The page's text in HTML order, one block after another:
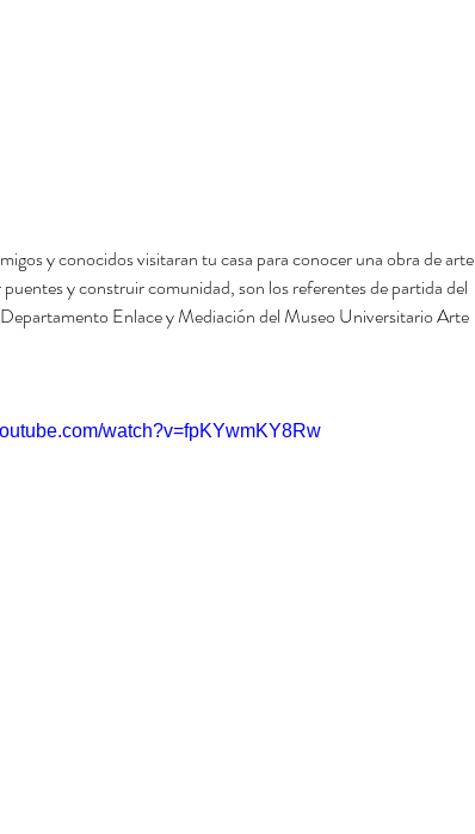
y conocidos visitaran tu casa para conocer una obra de arte
y construir comunidad, son los referentes de partida del
Enlace y Mediación del Museo Universitario Arte
watch?v=fpKYwmKY8Rw